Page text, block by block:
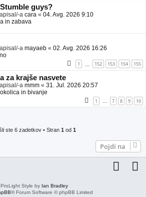
guys?
a cara « 04. Avg. 2026 9:10
in zabava
a mayaeb « 02. Avg. 2026 16:26
1 152 153 154 155
za krajše nasvete
a mmm « 31. Jul. 2026 20:57
in bivanje
1 … 7 8 9 10
ste 6 zadetkov • Stran 1 od 1
Pojdi na
ProLight Style by Ian Bradley
® Forum Software © phpBB Limited